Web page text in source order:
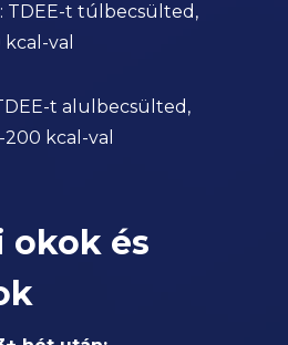
: TDEE-t túlbecsülted,
val
t alulbecsülted,
kcal-val
okok és